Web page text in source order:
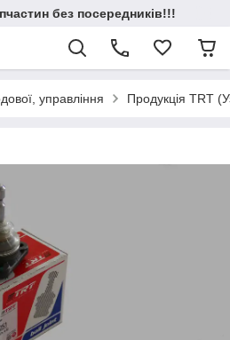
без посередників!!!
управління Продукція TRT